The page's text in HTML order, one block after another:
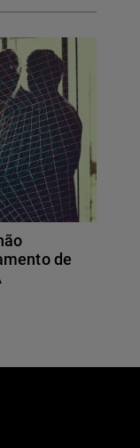
de